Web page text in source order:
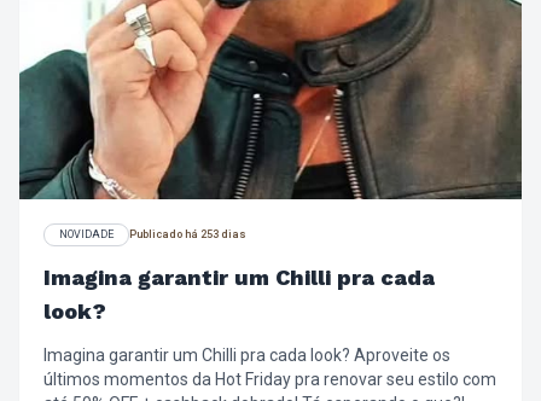
NOVIDADE Publicado há 253 dias
Imagina garantir um Chilli pra cada
look?
Imagina garantir um Chilli pra cada look? Aproveite os
últimos momentos da Hot Friday pra renovar seu estilo com